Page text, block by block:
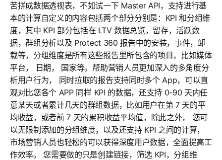
苦拼成数据透视表，不如试一下 Master API，支持进行基
本的计算自定义的内容包括两个部分分别是：KPI 和分组维
度，其中 KPI 部分包括在 LTV 数据总览，留存，活跃数
据，群组分析以及 Protect 360 报告中的安装，事件，卸
载等，分组维度是所有这些报告里所包含的项目，比如媒体
平台， 日期， 国家等。帮助营销人员更加深入的多角度分
析用户行为， 同时拉取的报告支持同时多个 App，可以直
观对比您各个 APP 同样 KPI 的数据，还支持 0-90 天内任
意某天或者累计几天的群组数据，比如用户在第 7 天的平
均收益，或者前 7 天的累积收益平均值，除此之外， 您可
以无限制添加的分组维度，以及还支持 KPI 之间的计算，
市场营销人员也轻松的可以获得深度用户数据，全面提高工
作效率。 您需要做的只是创建链接，筛选 KPI，分组维